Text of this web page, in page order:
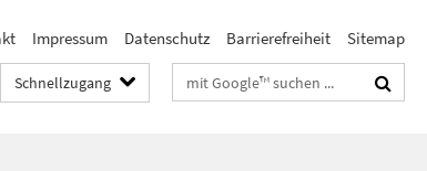
Impressum Datenschutz Barrierefreiheit Sitemap
Schnellzugang Suchbegriffe